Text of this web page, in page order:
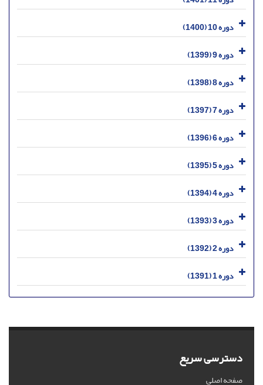
دوره 10 (1400)
دوره 9 (1399)
دوره 8 (1398)
دوره 7 (1397)
دوره 6 (1396)
دوره 5 (1395)
دوره 4 (1394)
دوره 3 (1393)
دوره 2 (1392)
دوره 1 (1391)
دسترسی سریع
صفحه اصلی